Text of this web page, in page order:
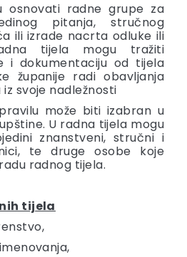
osnovati radne grupe za
pitanja, stručnog
ili izrade nacrta odluke ili
tijela mogu tražiti
i dokumentaciju od tijela
županije radi obavljanja
svoje nadležnosti
može biti izabran u
U radna tijela mogu
znanstveni, stručni i
te druge osobe koje
radnog tijela.
tijela